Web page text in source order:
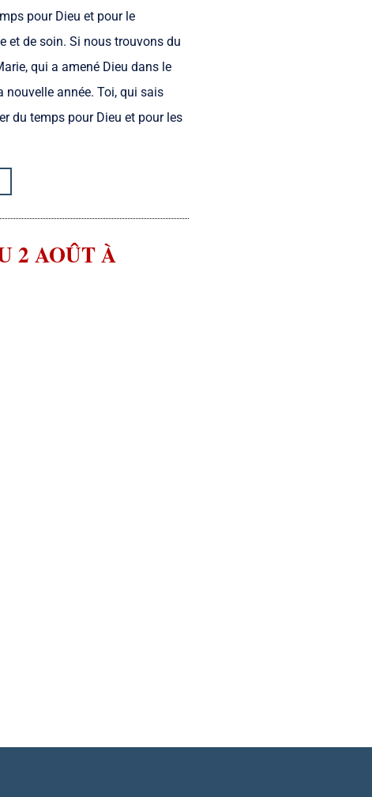
pour Dieu et pour le
et de soin. Si nous trouvons du
qui a amené Dieu dans le
nouvelle année. Toi, qui sais
du temps pour Dieu et pour les
2 AOÛT À